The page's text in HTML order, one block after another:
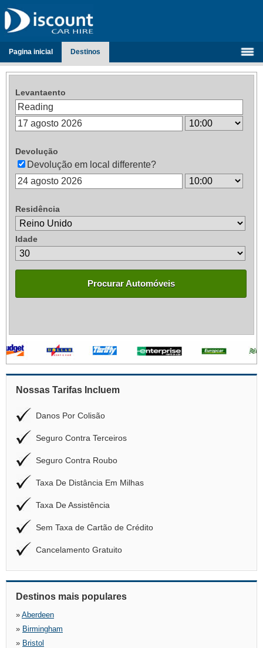
Pagina inicial Destinos
Levantaento
Devolução
Devolução em local differente?
Residência
Idade
Procurar Automóveis
Nossas Tarifas Incluem
Danos Por Colisão
Seguro Contra Terceiros
Seguro Contra Roubo
Taxa De Distância Em Milhas
Taxa De Assistência
Sem Taxa de Cartão de Crédito
Cancelamento Gratuito
Destinos mais populares
» Aberdeen
» Birmingham
» Bristol